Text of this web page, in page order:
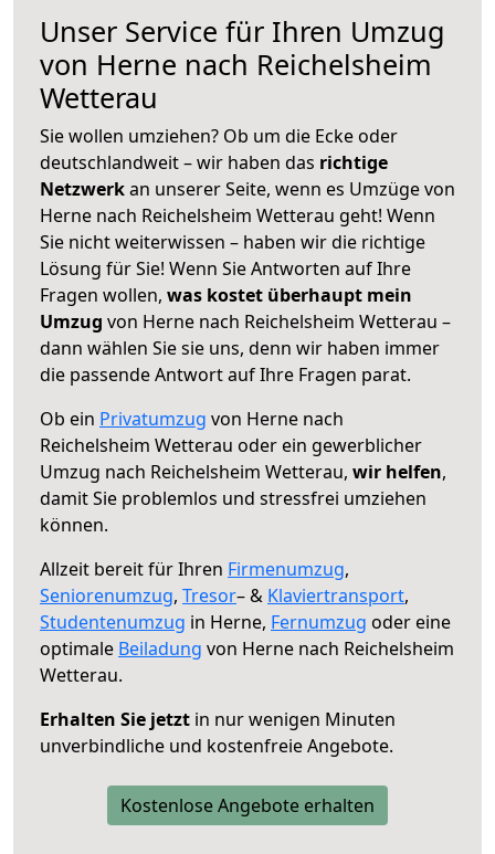
Unser Service für Ihren Umzug
von Herne nach Reichelsheim
Wetterau
Sie wollen umziehen? Ob um die Ecke oder
deutschlandweit – wir haben das richtige
Netzwerkan unserer Seite, wenn es Umzüge von
Herne nach Reichelsheim Wetterau geht! Wenn
Sie nicht weiterwissen – haben wir die richtige
Lösung für Sie! Wenn Sie Antworten auf Ihre
Fragen wollen, was kostet überhaupt mein
Umzug von Herne nach Reichelsheim Wetterau –
dann wählen Sie sie uns, denn wir haben immer
die passende Antwort auf Ihre Fragen parat.
Ob ein Privatumzug von Herne nach
Reichelsheim Wetterau oder ein gewerblicher
Umzug nach Reichelsheim Wetterau, wir helfen,
damit Sie problemlos und stressfrei umziehen
können.
Allzeit bereit für Ihren Firmenumzug,
Seniorenumzug, Tresor– & Klaviertransport,
Studentenumzug in Herne, Fernumzug oder eine
optimale Beiladung von Herne nach Reichelsheim
Wetterau.
Erhalten Sie jetzt in nur wenigen Minuten
unverbindliche und kostenfreie Angebote.
Kostenlose Angebote erhalten